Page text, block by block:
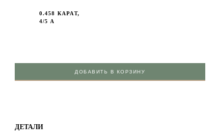
0.458 КАРАТ,
4/5 А
ДОБАВИТЬ В КОРЗИНУ
ДЕТАЛИ